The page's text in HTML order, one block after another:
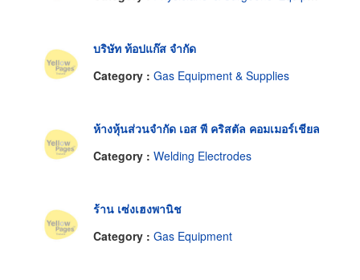
บริษัท ท้อปแก๊ส จำกัด
Category : Gas Equipment & Supplies
ห้างหุ้นส่วนจำกัด เอส พี คริสตัล คอมเมอร์เชียล
Category : Welding Electrodes
ร้าน เซ่งเฮงพานิช
Category : Gas Equipment